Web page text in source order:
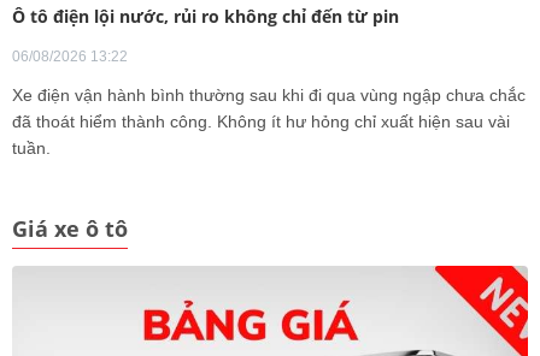
Ô tô điện lội nước, rủi ro không chỉ đến từ pin
06/08/2026 13:22
Xe điện vận hành bình thường sau khi đi qua vùng ngập chưa chắc
đã thoát hiểm thành công. Không ít hư hỏng chỉ xuất hiện sau vài
tuần.
Giá xe ô tô